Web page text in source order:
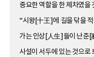
중요한 역할을 한 제차였을
“시왕[十王]에 길을 닦을
가는 인상[人生]들이 난준[
사설이 서두에 있는 것으로